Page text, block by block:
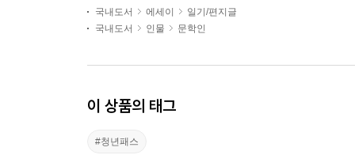
국내도서 에세이
일기/편지글
국내도서
인물 문학인
이 상품의 태그
#청년패스